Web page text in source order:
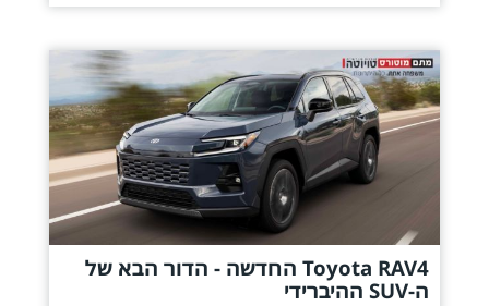
Toyota RAV4 החדשה - הדור הבא של
ה-SUV ההיברידי